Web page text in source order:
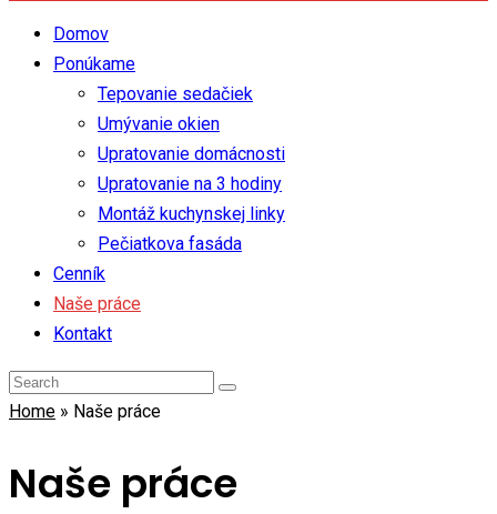
Domov
Ponúkame
Tepovanie sedačiek
Umývanie okien
Upratovanie domácnosti
Upratovanie na 3 hodiny
Montáž kuchynskej linky
Pečiatkova fasáda
Cenník
Naše práce
Kontakt
Home » Naše práce
Naše práce